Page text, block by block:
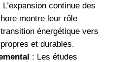
continue des
montre leur rôle
énergétique vers
et durables.
: Les études